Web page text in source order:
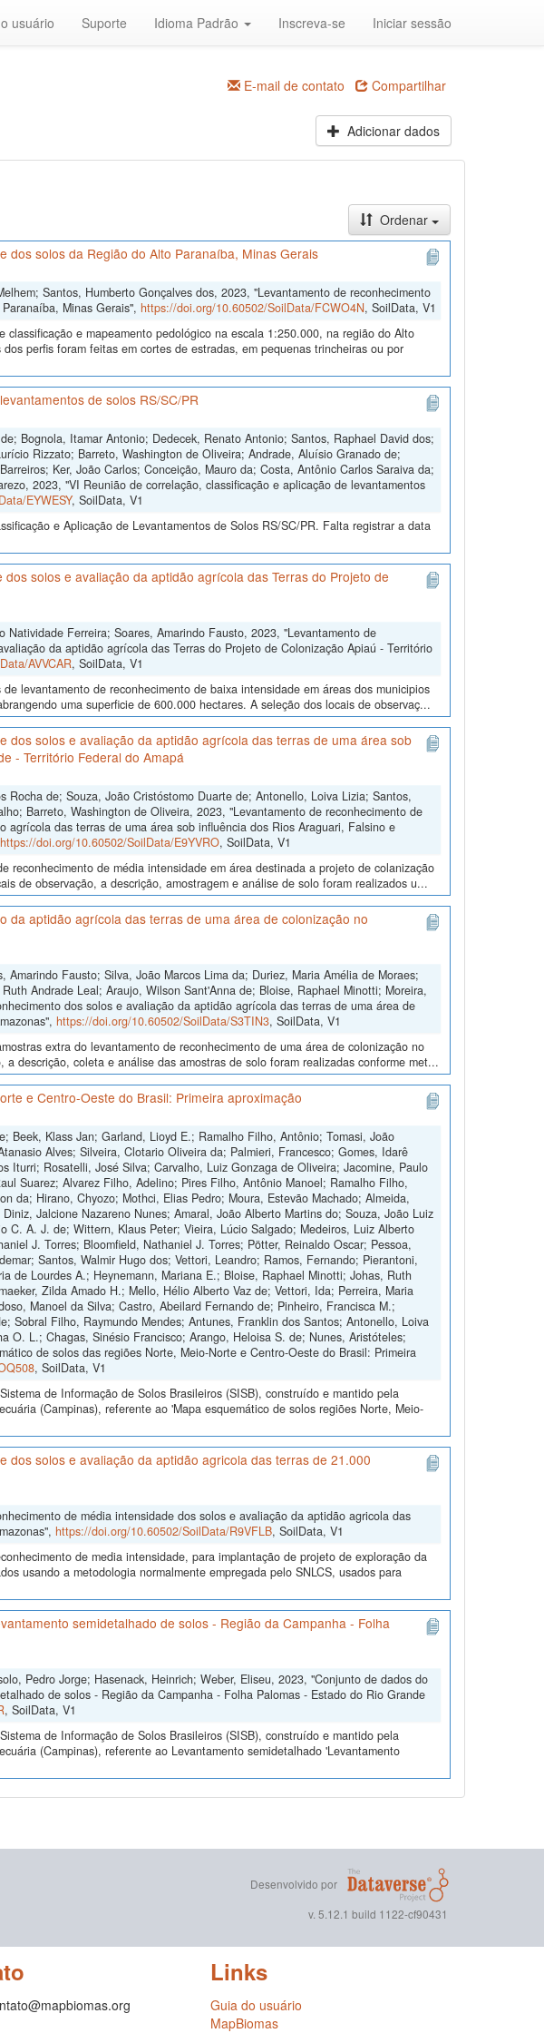
usuário Suporte Idioma Padrão Inscreva-se Iniciar sessão
E-mail de contato Compartilhar
Adicionar dados
Ordenar
dos solos da Região do Alto Paranaíba, Minas Gerais
Santos, Humberto Gonçalves dos, 2023, "Levantamento de reconhecimento
Minas Gerais", https://doi.org/10.60502/SoilData/FCWO4N, SoilData, V1
e mapeamento pedológico na escala 1:250.000, na região do Alto
perfis foram feitas em cortes de estradas, em pequenas trincheiras ou por
de solos RS/SC/PR
Bognola, Itamar Antonio; Dedecek, Renato Antonio; Santos, Raphael David dos;
Rizzato; Barreto, Washington de Oliveira; Andrade, Aluísio Granado de;
Ker, João Carlos; Conceição, Mauro da; Costa, Antônio Carlos Saraiva da;
2023, "VI Reunião de correlação, classificação e aplicação de levantamentos
EYWESY, SoilData, V1
e Aplicação de Levantamentos de Solos RS/SC/PR. Falta registrar a data
solos e avaliação da aptidão agrícola das Terras do Projeto de
Ferreira; Soares, Amarindo Fausto, 2023, "Levantamento de
da aptidão agrícola das Terras do Projeto de Colonização Apiaú - Território
AVVCAR, SoilData, V1
levantamento de reconhecimento de baixa intensidade em áreas dos municipios
uma superficie de 600.000 hectares. A seleção dos locais de observaç...
dos solos e avaliação da aptidão agrícola das terras de uma área sob
- Território Federal do Amapá
Rocha de; Souza, João Cristóstomo Duarte de; Antonello, Loiva Lizia; Santos,
Barreto, Washington de Oliveira, 2023, "Levantamento de reconhecimento de
agrícola das terras de uma área sob influência dos Rios Araguari, Falsino e
https://doi.org/10.60502/SoilData/E9YVRO, SoilData, V1
reconhecimento de média intensidade em área destinada a projeto de colanização
de observação, a descrição, amostragem e análise de solo foram realizados u...
da aptidão agrícola das terras de uma área de colonização no
Amarindo Fausto; Silva, João Marcos Lima da; Duriez, Maria Amélia de Moraes;
Andrade Leal; Araujo, Wilson Sant'Anna de; Bloise, Raphael Minotti; Moreira,
dos solos e avaliação da aptidão agrícola das terras de uma área de
https://doi.org/10.60502/SoilData/S3TIN3, SoilData, V1
extra do levantamento de reconhecimento de uma área de colonização no
descrição, coleta e análise das amostras de solo foram realizadas conforme met...
e Centro-Oeste do Brasil: Primeira aproximação
Beek, Klass Jan; Garland, Lioyd E.; Ramalho Filho, Antônio; Tomasi, João
Alves; Silveira, Clotario Oliveira da; Palmieri, Francesco; Gomes, Idarê
Iturri; Rosatelli, José Silva; Carvalho, Luiz Gonzaga de Oliveira; Jacomine, Paulo
Suarez; Alvarez Filho, Adelino; Pires Filho, Antônio Manoel; Ramalho Filho,
da; Hirano, Chyozo; Mothci, Elias Pedro; Moura, Estevão Machado; Almeida,
Jalcione Nazareno Nunes; Amaral, João Alberto Martins do; Souza, João Luiz
C. A. J. de; Wittern, Klaus Peter; Vieira, Lúcio Salgado; Medeiros, Luiz Alberto
J. Torres; Bloomfield, Nathaniel J. Torres; Pötter, Reinaldo Oscar; Pessoa,
Santos, Walmir Hugo dos; Vettori, Leandro; Ramos, Fernando; Pierantoni,
de Lourdes A.; Heynemann, Mariana E.; Bloise, Raphael Minotti; Johas, Ruth
Zilda Amado H.; Mello, Hélio Alberto Vaz de; Vettori, Ida; Perreira, Maria
Manoel da Silva; Castro, Abeilard Fernando de; Pinheiro, Francisca M.;
Sobral Filho, Raymundo Mendes; Antunes, Franklin dos Santos; Antonello, Loiva
O. L.; Chagas, Sinésio Francisco; Arango, Heloisa S. de; Nunes, Aristóteles;
de solos das regiões Norte, Meio-Norte e Centro-Oeste do Brasil: Primeira
, SoilData, V1
de Informação de Solos Brasileiros (SISB), construído e mantido pela
(Campinas), referente ao 'Mapa esquemático de solos regiões Norte, Meio-
solos e avaliação da aptidão agricola das terras de 21.000
de média intensidade dos solos e avaliação da aptidão agricola das
https://doi.org/10.60502/SoilData/R9VFLB, SoilData, V1
de media intensidade, para implantação de projeto de exploração da
usando a metodologia normalmente empregada pelo SNLCS, usados para
semidetalhado de solos - Região da Campanha - Folha
Pedro Jorge; Hasenack, Heinrich; Weber, Eliseu, 2023, "Conjunto de dados do
de solos - Região da Campanha - Folha Palomas - Estado do Rio Grande
, SoilData, V1
de Informação de Solos Brasileiros (SISB), construído e mantido pela
(Campinas), referente ao Levantamento semidetalhado 'Levantamento
Desenvolvido por
v. 5.12.1 build 1122-cf90431
Links
Guia do usuário
MapBiomas